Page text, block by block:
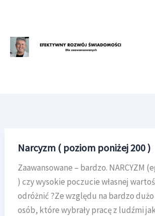
treści
Narcyzm ( poziom poniżej 200 )
Zaawansowane – bardzo. NARCYZM
) czy wysokie poczucie własnej
odróżnić ?Ze względu na bardzo
osób, które wybrały pracę z ludźmi